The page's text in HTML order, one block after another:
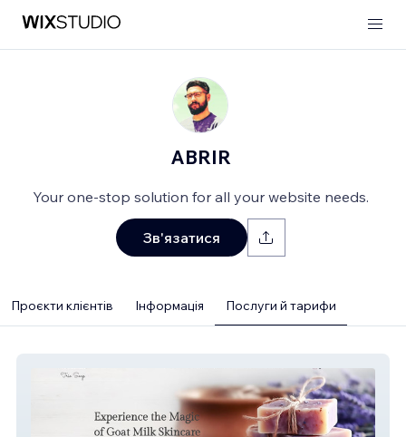
ABRIR
Your one-stop solution for all your website needs.
Зв'язатися
Проєкти клієнтів Інформація Послуги й тарифи